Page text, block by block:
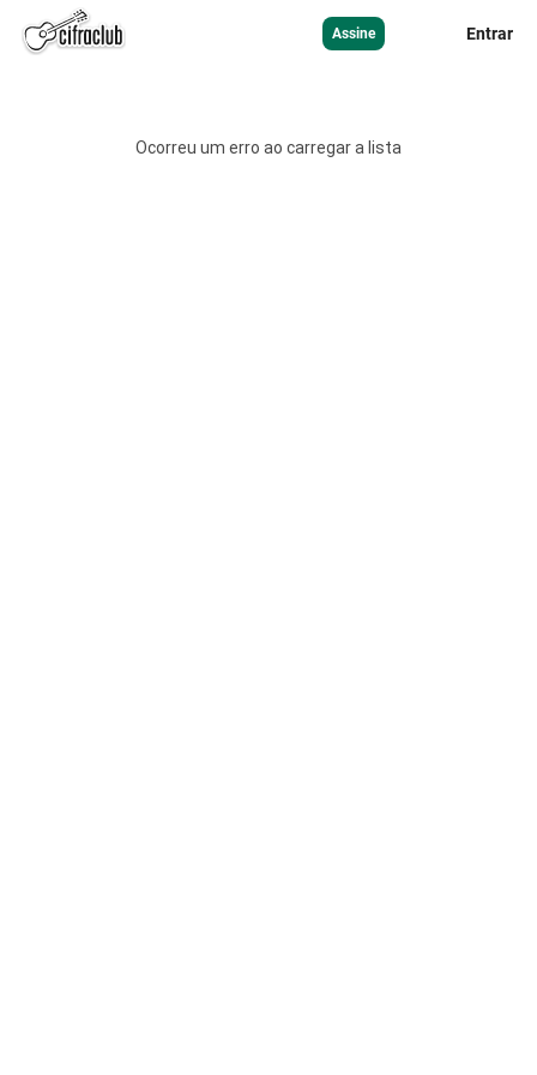
Assine Entrar
Ocorreu um erro ao carregar a lista